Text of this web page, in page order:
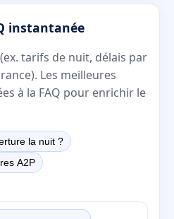
instantanée
tarifs de nuit, délais par
Les meilleures
à la FAQ pour enrichir le
la nuit ?
A2P